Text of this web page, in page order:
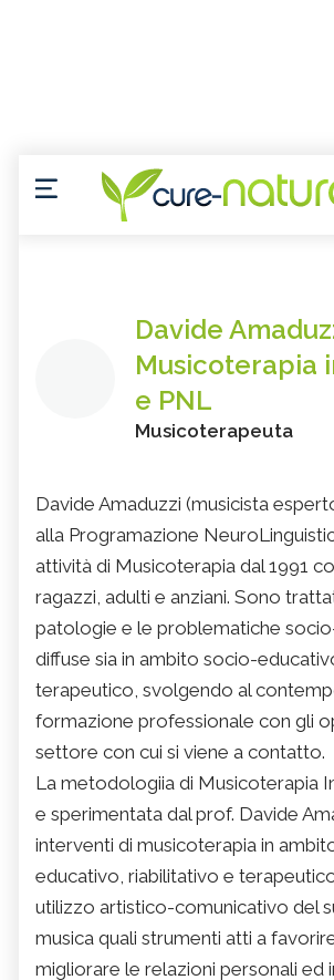
Davide
Musicoterapia
e PNL
Musicoterapeuta
Davide Amaduzzi (musicista
alla Programazione
attività di Musicoterapia dal 1991
ragazzi, adulti e anziani. Sono
patologie e le problematiche
diffuse sia in ambito socio-
terapeutico, svolgendo al
formazione professionale con gli
settore con cui si viene a contatto.
La metodologiia di Musicoterapia
e sperimentata dal prof. Davide
interventi di musicoterapia in
educativo, riabilitativo e
utilizzo artistico-comunicativo del
musica quali strumenti atti a
migliorare le relazioni personali ed